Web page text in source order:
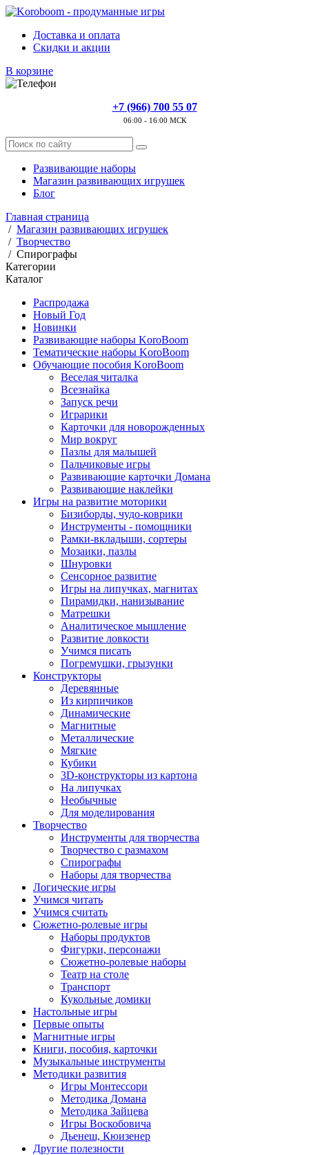
Доставка и оплата
Скидки и акции
В корзине
+7 (966) 700 55 07
06:00 - 16:00 МСК
Развивающие наборы
Магазин развивающих игрушек
Блог
Главная страница
/ Магазин развивающих игрушек
/ Творчество
/ Спирографы
Категории
Каталог
Распродажа
Новый Год
Новинки
Развивающие наборы KoroBoom
Тематические наборы KoroBoom
Обучающие пособия KoroBoom
Веселая читалка
Всезнайка
Запуск речи
Играрики
Карточки для новорожденных
Мир вокруг
Пазлы для малышей
Пальчиковые игры
Развивающие карточки Домана
Развивающие наклейки
Игры на развитие моторики
Бизиборды, чудо-коврики
Инструменты - помощники
Рамки-вкладыши, сортеры
Мозаики, пазлы
Шнуровки
Сенсорное развитие
Игры на липучках, магнитах
Пирамидки, нанизывание
Матрешки
Аналитическое мышление
Развитие ловкости
Учимся писать
Погремушки, грызунки
Конструкторы
Деревянные
Из кирпичиков
Динамические
Магнитные
Металлические
Мягкие
Кубики
3D-конструкторы из картона
На липучках
Необычные
Для моделирования
Творчество
Инструменты для творчества
Творчество с размахом
Спирографы
Наборы для творчества
Логические игры
Учимся читать
Учимся считать
Сюжетно-ролевые игры
Наборы продуктов
Фигурки, персонажи
Сюжетно-ролевые наборы
Театр на столе
Транспорт
Кукольные домики
Настольные игры
Первые опыты
Магнитные игры
Книги, пособия, карточки
Музыкальные инструменты
Методики развития
Игры Монтессори
Методика Домана
Методика Зайцева
Игры Воскобовича
Дьенеш, Кюизенер
Другие полезности